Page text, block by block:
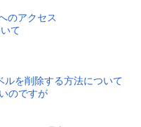
のアクセス
て
を削除する方法について
のですが